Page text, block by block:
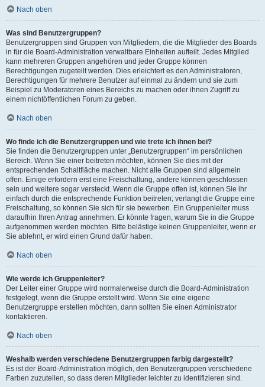
Nach oben
Was sind Benutzergruppen?
Benutzergruppen sind Gruppen von Mitgliedern, die die Mitglieder des Boards
in für die Board-Administration verwaltbare Einheiten aufteilt. Jedes Mitglied
kann mehreren Gruppen angehören und jeder Gruppe können
Berechtigungen zugeteilt werden. Dies erleichtert es den Administratoren,
Berechtigungen für mehrere Benutzer auf einmal zu ändern und sie zum
Beispiel zu Moderatoren eines Bereichs zu machen oder ihnen Zugriff zu
einem nichtöffentlichen Forum zu geben.
Nach oben
Wo finde ich die Benutzergruppen und wie trete ich ihnen bei?
Sie finden die Benutzergruppen unter „Benutzergruppen“ im persönlichen
Bereich. Wenn Sie einer beitreten möchten, können Sie dies mit der
entsprechenden Schaltfläche machen. Nicht alle Gruppen sind allgemein
offen. Einige erfordern erst eine Freischaltung, andere können geschlossen
sein und weitere sogar versteckt. Wenn die Gruppe offen ist, können Sie ihr
einfach durch die entsprechende Funktion beitreten; verlangt die Gruppe eine
Freischaltung, so können Sie sich für sie bewerben. Ein Gruppenleiter muss
daraufhin Ihren Antrag annehmen. Er könnte fragen, warum Sie in die Gruppe
aufgenommen werden möchten. Bitte belästige keinen Gruppenleiter, wenn er
Sie ablehnt, er wird einen Grund dafür haben.
Nach oben
Wie werde ich Gruppenleiter?
Der Leiter einer Gruppe wird normalerweise durch die Board-Administration
festgelegt, wenn die Gruppe erstellt wird. Wenn Sie eine eigene
Benutzergruppe erstellen möchten, dann sollten Sie einen Administrator
kontaktieren.
Nach oben
Weshalb werden verschiedene Benutzergruppen farbig dargestellt?
Es ist der Board-Administration möglich, den Benutzergruppen verschiedene
Farben zuzuteilen, so dass deren Mitglieder leichter zu identifizieren sind.